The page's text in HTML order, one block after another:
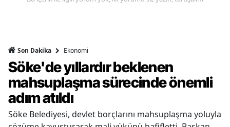
Son Dakika Ekonomi
Söke'de yıllardır beklenen
mahsuplaşma sürecinde önemli
adım atıldı
Söke Belediyesi, devlet borçlarını mahsuplaşma yoluyla